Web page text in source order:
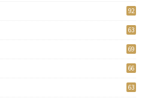
92
63
69
66
63